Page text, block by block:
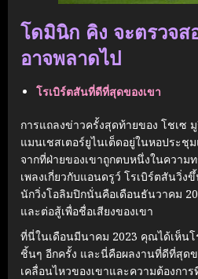
โดมินิก คิง จะตรวจ
อาจพลาดไป
โรเบิร์ตสันที่ดีที่สุดของเขา
การแถลงข่าวครั้งสุดท้ายของ โชเซ
แมนเชสเตอร์ยูไนเต็ดอยู่ในหอประ
จากที่ฝ่ายของเขาถูกตบหนึ่งในความ
เพลงเกี่ยวกับแอนดรูว์ โรเบิร์ตสันวิ่ง
นักวิ่งโอลิมปิกนั่นคือเดือนธันวาคม
และต่อสู้เพื่อชื่อเสียงของเขา
ที่นี่ในเดือนมีนาคม 2023 คุณได้เห็นโ
ชิ้นๆ อีกครั้ง และนี่คือผลงานที่ดีที่สุดข
เคลื่อนไหวของเขาและความต้องกา